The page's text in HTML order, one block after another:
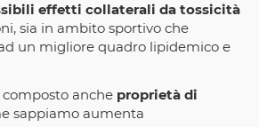
effetti collaterali da tossicità
sia in ambito sportivo che
un migliore quadro lipidemico e
anche proprietà di
sappiamo aumenta